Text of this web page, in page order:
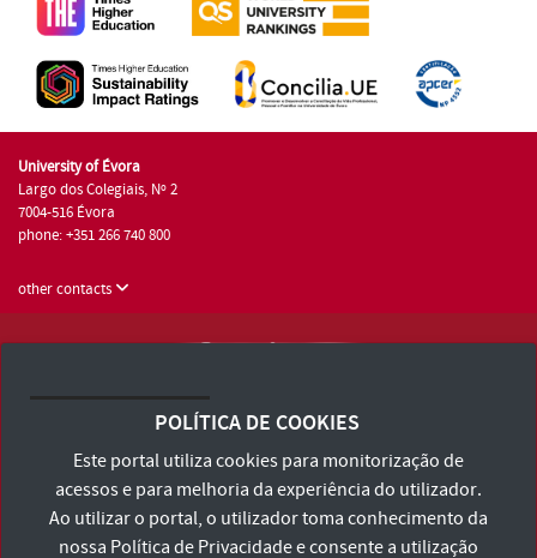
University of Évora
Largo dos Colegiais, Nº 2
7004-516 Évora
phone: +351 266 740 800
other contacts
Terms and Conditions and Privacy Policy
Accessibility Statement
POLÍTICA DE COOKIES
Este portal utiliza cookies para monitorização de
acessos e para melhoria da experiência do utilizador.
Ao utilizar o portal, o utilizador toma conhecimento da
nossa Política de Privacidadee consente a utilização